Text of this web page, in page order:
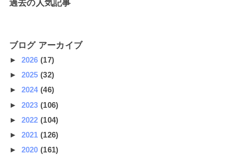
過去の人気記事
ブログ アーカイブ
► 2026(17)
► 2025(32)
► 2024(46)
► 2023(106)
► 2022(104)
► 2021(126)
► 2020(161)